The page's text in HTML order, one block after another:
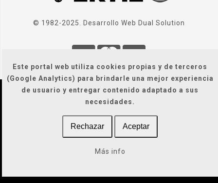
Este portal web utiliza cookies propias y de terceros
(Google Analytics) para brindarle una mejor experiencia
de usuario y entregar contenido adaptado a sus
necesidades.
Rechazar Aceptar
Más info
© 1982-2025. Desarrollo Web Dual Solution
| Condiciones Generales
Legal / Privacidad / Cookies / Accesibilidad